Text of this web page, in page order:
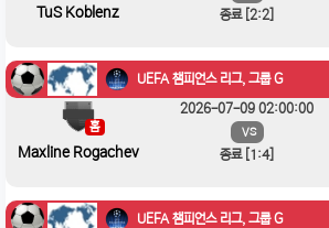
TuS Koblenz 종료 [2:2]
UEFA 챔피언스 리그, 그룹 G
홈
Maxline Rogachev
2026-07-09 02:00:00
VS
종료 [1:4]
UEFA 챔피언스 리그, 그룹 G